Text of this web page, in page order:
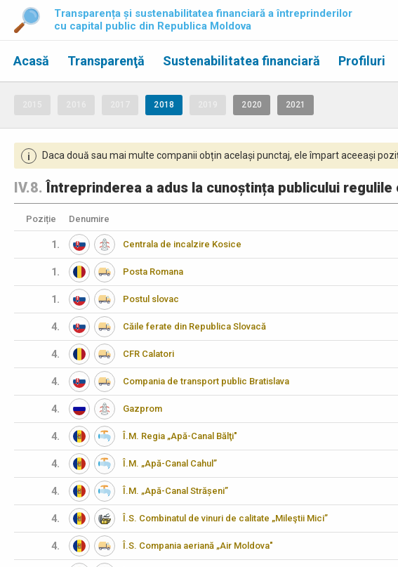
Transparența și sustenabilitatea financiară a întreprinderilor
cu capital public din Republica Moldova
Acasă Transparenţă Sustenabilitatea financiară Profiluri
2018 2020 2021
i Daca două sau mai multe companii obțin același punctaj, ele împart aceeași
IV.8.Întreprinderea a adus la cunoștința publicului
Poziție Denumire
1. Centrala de incalzire Kosice
1. Posta Romana
1. Postul slovac
4. Căile ferate din Republica Slovacă
4. CFR Calatori
4. Compania de transport public Bratislava
4. Gazprom
4. Î.M. Regia „Apă-Canal Bălţi"
4. Î.M. „Apă-Canal Cahul”
4. Î.M. „Apă-Canal Strășeni”
4. Î.S. Combinatul de vinuri de calitate „Mileştii Mici”
4. Î.S. Compania aeriană „Air Moldova"